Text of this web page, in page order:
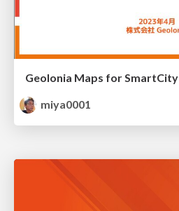
Geolonia Maps for SmartCity
miya0001